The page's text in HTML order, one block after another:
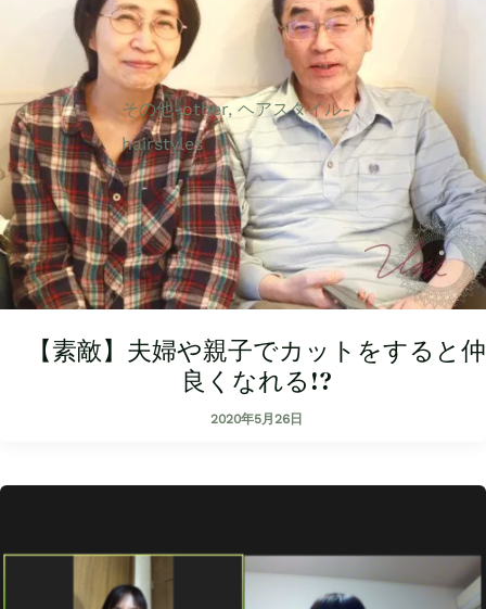
その他-other, ヘアスタイル-
hairstyles
【素敵】夫婦や親子でカットをすると仲
良くなれる!?
2020年5月26日